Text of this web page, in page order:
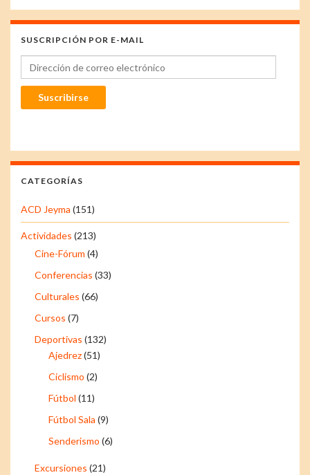
SUSCRIPCIÓN POR E-MAIL
Dirección de correo electrónico
Suscribirse
CATEGORÍAS
ACD Jeyma (151)
Actividades (213)
Cine-Fórum (4)
Conferencias (33)
Culturales (66)
Cursos (7)
Deportivas (132)
Ajedrez(51)
Ciclismo (2)
Fútbol (11)
Fútbol Sala (9)
Senderismo (6)
Excursiones (21)